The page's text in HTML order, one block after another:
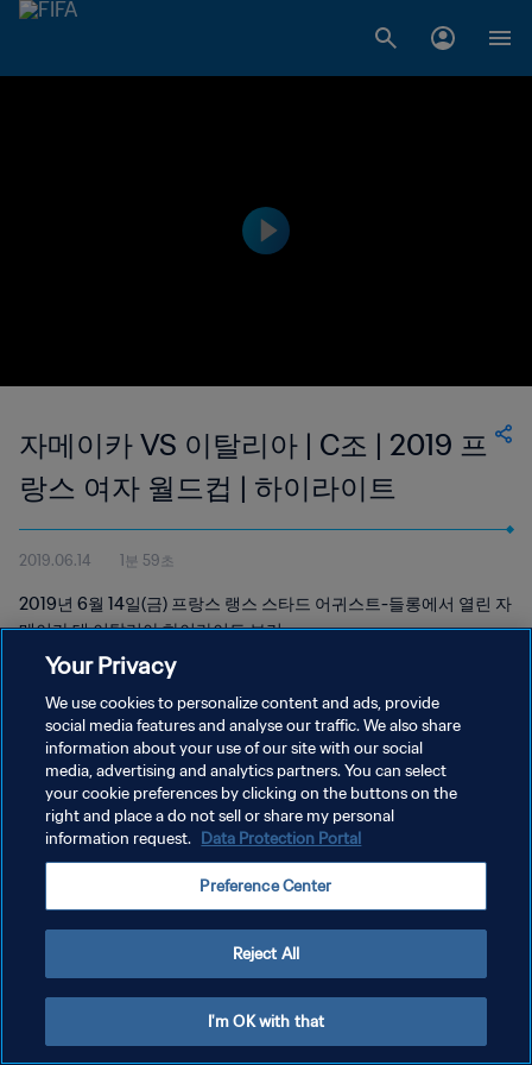
자메이카 VS 이탈리아 | C조 | 2019 프
랑스 여자 월드컵 | 하이라이트
2019.06.14 1분 59초
2019년 6월 14일(금) 프랑스 랭스 스타드 어귀스트-들롱에서 열린 자
메이카 대 이탈리아 하이라이트 보기
개인정보 보호정책
서비스 약관
쿠키 기본 설정 관리
Your Privacy
We use cookies to personalize content and ads, provide
social media features and analyse our traffic. We also share
information about your use of our site with our social
media, advertising and analytics partners. You can select
your cookie preferences by clicking on the buttons on the
right and place a do not sell or share my personal
information request. Data Protection Portal
Preference Center
Reject All
I'm OK with that